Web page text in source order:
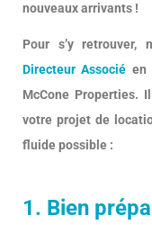
nouveaux arrivants !
Pour s’y retrouver,
Directeur Associé en
McCone Properties.
votre projet de
fluide possible :
1. Bien